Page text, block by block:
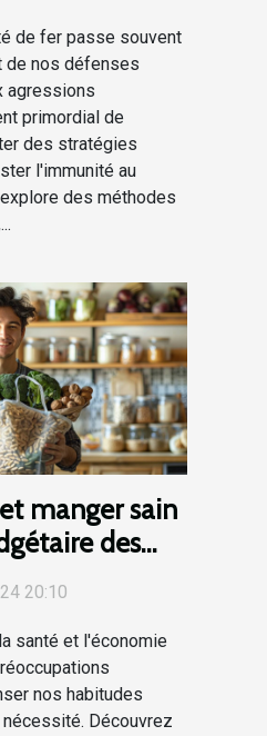
de fer passe souvent
de nos défenses
agressions
primordial de
des stratégies
l'immunité au
des méthodes
manger sain
des
20:10
santé et l'économie
nos habitudes
Découvrez